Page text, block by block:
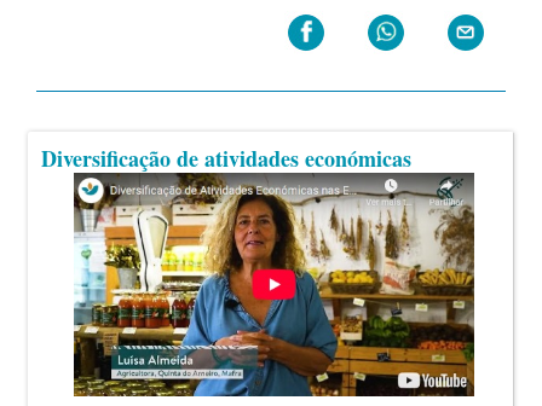
Diversificação de atividades económicas